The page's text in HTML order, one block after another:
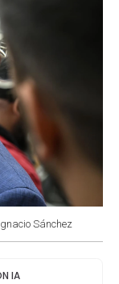
Sánchez
IA